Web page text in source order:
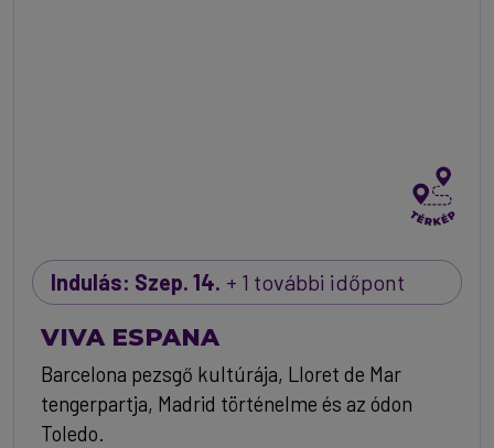
Indulás: Szep. 14. + 1 további időpont
VIVA ESPANA
Barcelona pezsgő kultúrája, Lloret de Mar
tengerpartja, Madrid történelme és az ódon
Toledo.